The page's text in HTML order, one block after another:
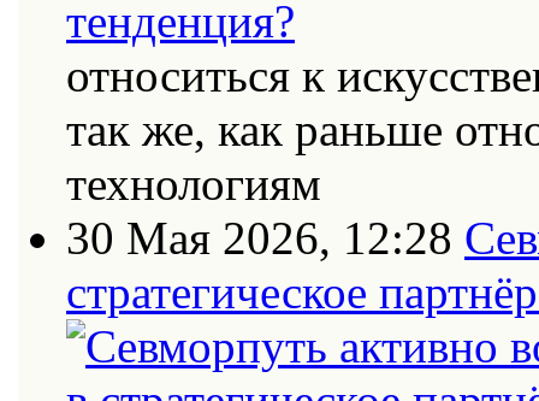
относиться к
так же, как раньше
технологиям
30 Мая 2026, 12:28
стратегическое